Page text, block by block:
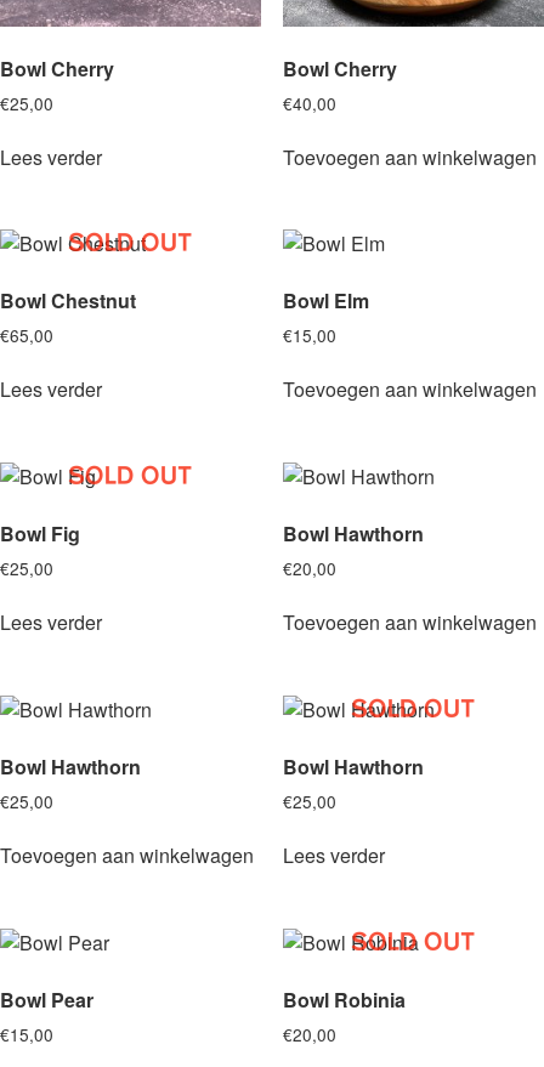
Bowl Cherry
€25,00
Lees verder
Bowl Cherry
€40,00
Toevoegen aan winkelwagen
Bowl Chestnut
€65,00
Lees verder
Bowl Elm
€15,00
Toevoegen aan winkelwagen
Bowl Fig
€25,00
Lees verder
Bowl Hawthorn
€20,00
Toevoegen aan winkelwagen
Bowl Hawthorn
€25,00
Toevoegen aan winkelwagen
Bowl Hawthorn
€25,00
Lees verder
Bowl Pear
€15,00
Bowl Robinia
€20,00